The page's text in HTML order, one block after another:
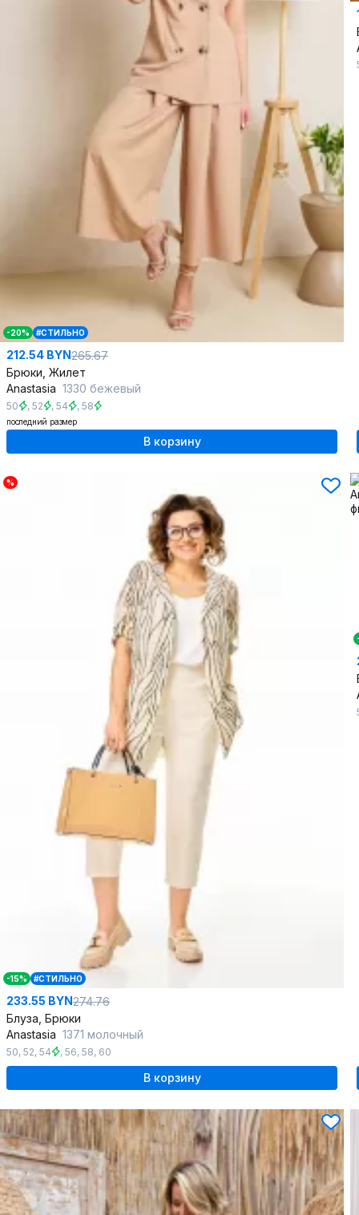
-20% #СТИЛЬНО
212.54 BYN265.67
Брюки, Жилет
Anastasia 1330 бежевый
50 , 52 , 54 , 58
последний размер
В корзину
%
-15% #СТИЛЬНО
233.55 BYN274.76
Блуза, Брюки
Anastasia 1371 молочный
50, 52, 54 , 56, 58, 60
В корзину